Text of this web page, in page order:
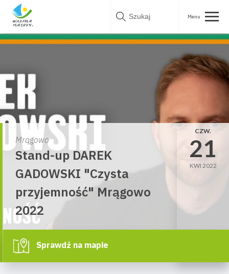
Skip
Mrągowo
Stand-up DAREK
GADOWSKI "Czysta
przyjemność" Mrągowo
2022
CZW.
21
KWI 2022
Sprawdź na mapie